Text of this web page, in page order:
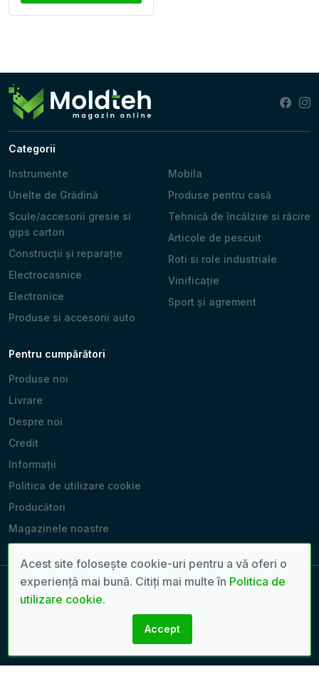
Categorii
Instrumente
Unelte de Grădină
Scule/accesorii gresie si
gips carton
Construcții și reparație
Electrocasnice
Electronice
Produse si accesorii auto
Mobila
Produse pentru casă
Tehnică de încălzire si răcire
Articole de pescuit
Roti si role industriale
Vinificație
Sport și agrement
Pentru cumpărători
Produse noi
Livrare
Despre noi
Credit
Informații
Politica de utilizare cookie
Producători
Magazinele noastre
Copyright 2022 - 2026 © Toate drepturile rezervate. | Pagină
Creare site-uri:
Acest site folosește cookie-uri pentru a vă oferi o
experiență mai bună. Citiți mai multe în Politica de
utilizare cookie.
Accept